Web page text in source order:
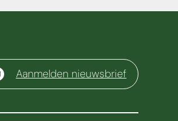
Aanmelden nieuwsbrief